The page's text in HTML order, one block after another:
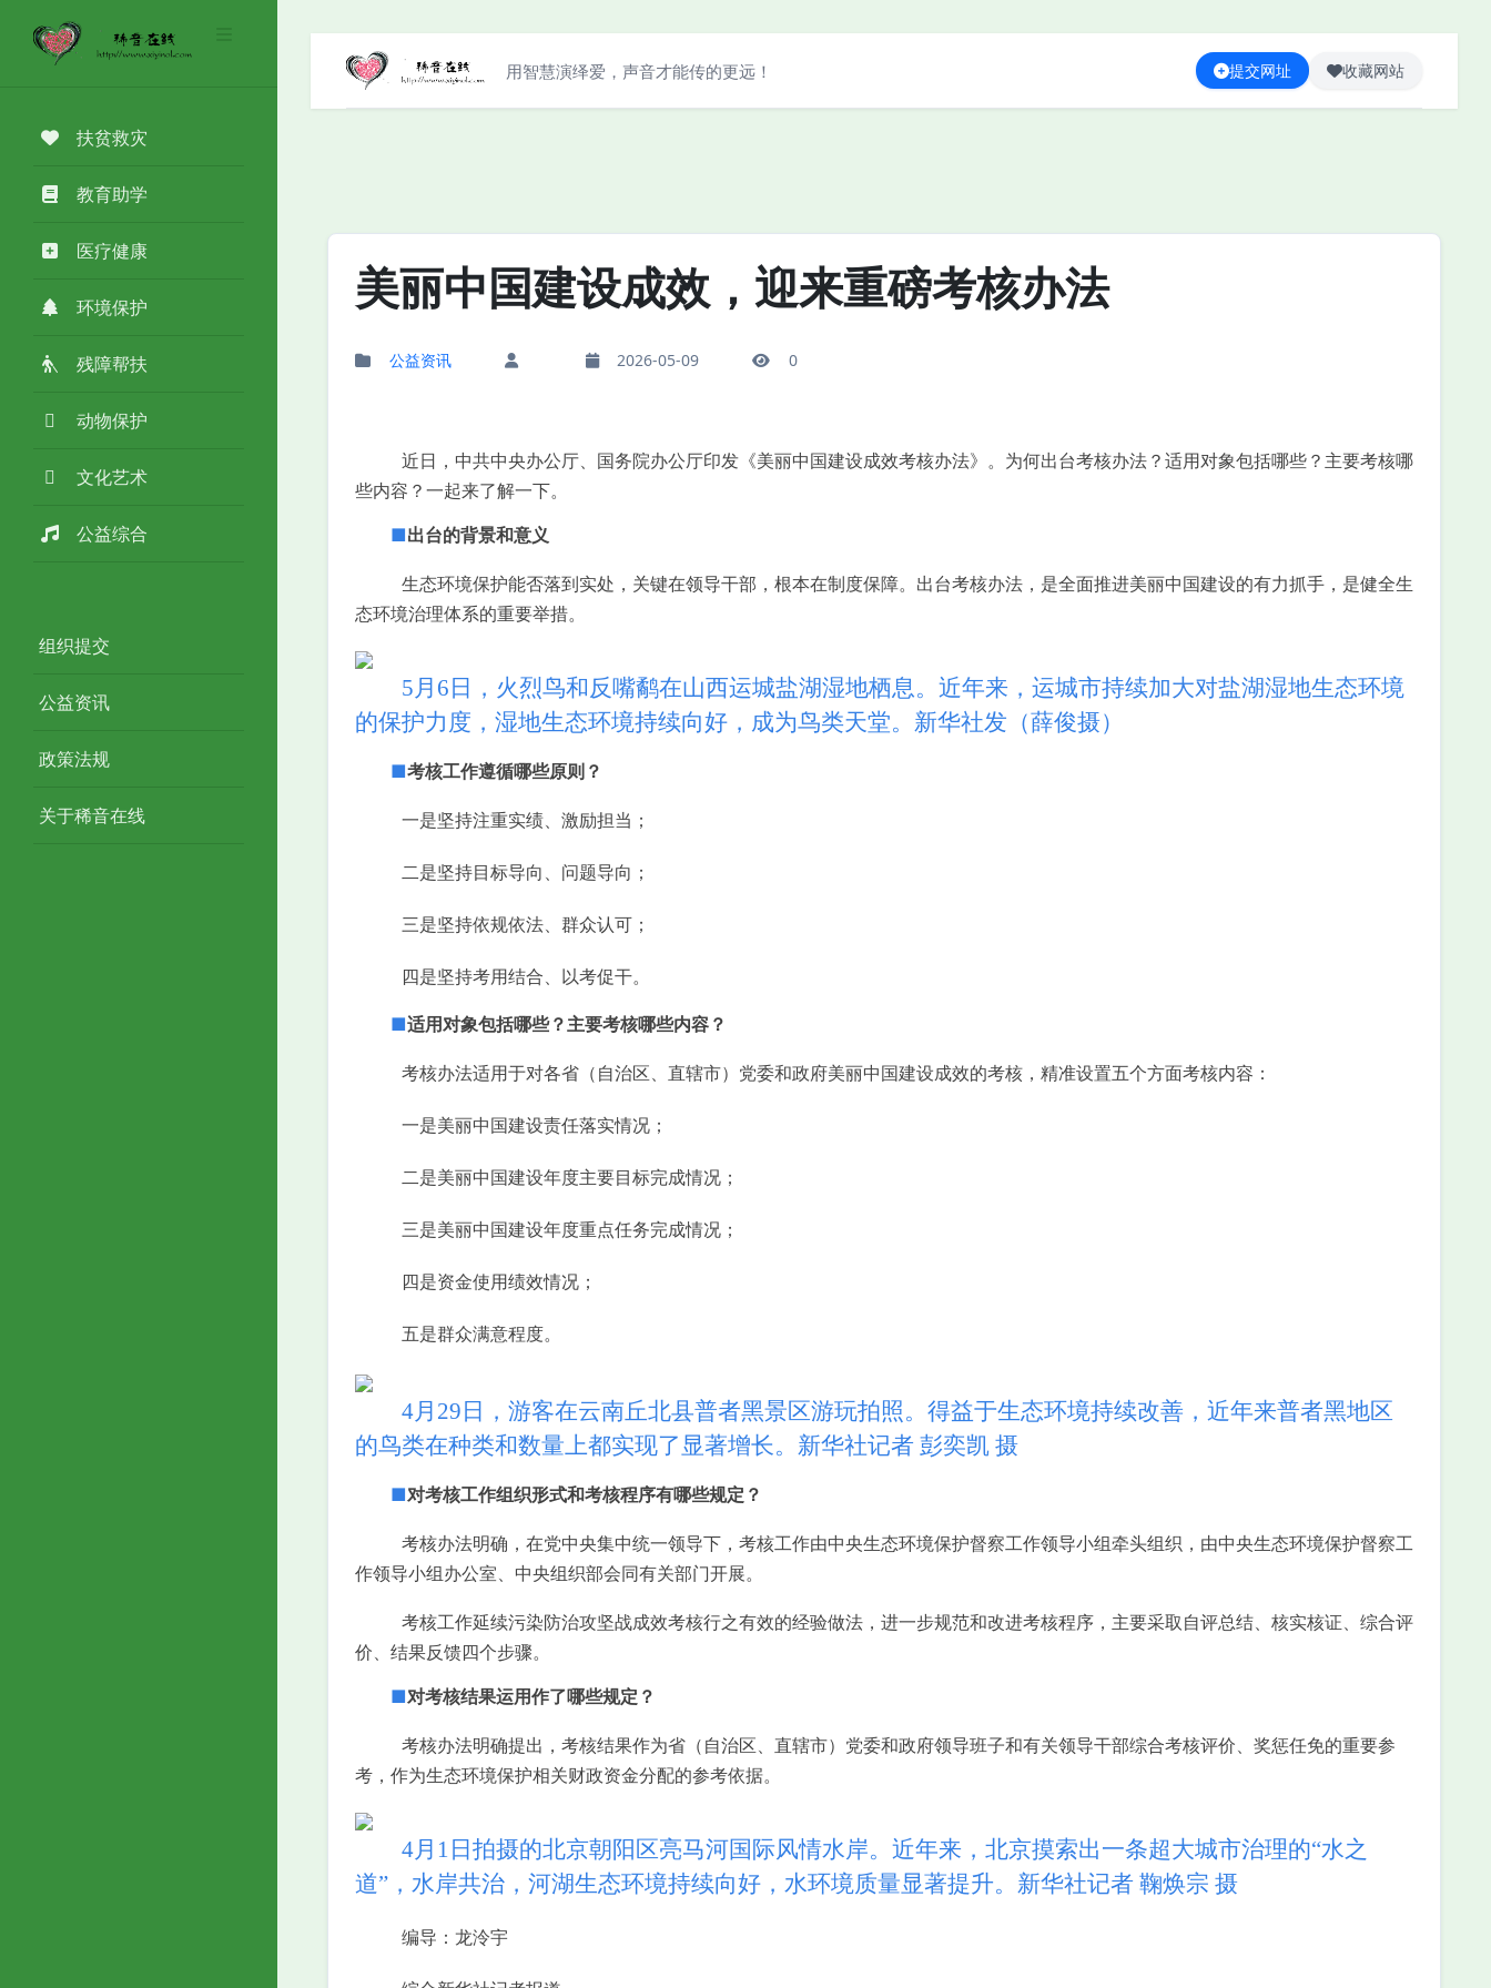
扶贫救灾
教育助学
医疗健康
环境保护
残障帮扶
动物保护
文化艺术
公益综合
组织提交
公益资讯
政策法规
关于稀音在线
用智慧演绎爱，声音才能传的更远！ 提交网址 收藏网站
美丽中国建设成效，迎来重磅考核办法
公益资讯 2026-05-09 0
近日，中共中央办公厅、国务院办公厅印发《美丽中国建设成效考核办法》。为何出台考核办法？适用对象包括哪些？主要考核哪
些内容？一起来了解一下。
■出台的背景和意义
生态环境保护能否落到实处，关键在领导干部，根本在制度保障。出台考核办法，是全面推进美丽中国建设的有力抓手，是健全生
态环境治理体系的重要举措。
5月6日，火烈鸟和反嘴鹬在山西运城盐湖湿地栖息。近年来，运城市持续加大对盐湖湿地生态环境
的保护力度，湿地生态环境持续向好，成为鸟类天堂。新华社发（薛俊摄）
■考核工作遵循哪些原则？
一是坚持注重实绩、激励担当；
二是坚持目标导向、问题导向；
三是坚持依规依法、群众认可；
四是坚持考用结合、以考促干。
■适用对象包括哪些？主要考核哪些内容？
考核办法适用于对各省（自治区、直辖市）党委和政府美丽中国建设成效的考核，精准设置五个方面考核内容：
一是美丽中国建设责任落实情况；
二是美丽中国建设年度主要目标完成情况；
三是美丽中国建设年度重点任务完成情况；
四是资金使用绩效情况；
五是群众满意程度。
4月29日，游客在云南丘北县普者黑景区游玩拍照。得益于生态环境持续改善，近年来普者黑地区
的鸟类在种类和数量上都实现了显著增长。新华社记者 彭奕凯 摄
■对考核工作组织形式和考核程序有哪些规定？
考核办法明确，在党中央集中统一领导下，考核工作由中央生态环境保护督察工作领导小组牵头组织，由中央生态环境保护督察工
作领导小组办公室、中央组织部会同有关部门开展。
考核工作延续污染防治攻坚战成效考核行之有效的经验做法，进一步规范和改进考核程序，主要采取自评总结、核实核证、综合评
价、结果反馈四个步骤。
■对考核结果运用作了哪些规定？
考核办法明确提出，考核结果作为省（自治区、直辖市）党委和政府领导班子和有关领导干部综合考核评价、奖惩任免的重要参
考，作为生态环境保护相关财政资金分配的参考依据。
4月1日拍摄的北京朝阳区亮马河国际风情水岸。近年来，北京摸索出一条超大城市治理的“水之
道”，水岸共治，河湖生态环境持续向好，水环境质量显著提升。新华社记者 鞠焕宗 摄
编导：龙泠宇